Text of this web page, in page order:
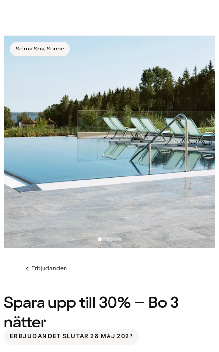
Selma Spa, Sunne
Föregående
Erbjudanden
Spara upp till 30% – Bo 3
nätter
ERBJUDANDET SLUTAR 28 MAJ 2027